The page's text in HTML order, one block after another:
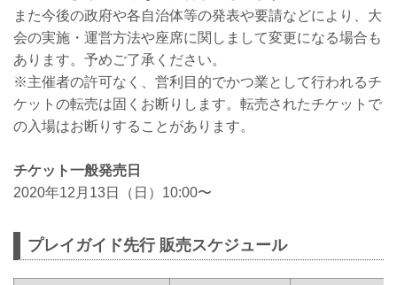
また今後の政府や各自治体等の発表や要請などにより、大
会の実施・運営方法や座席に関しまして変更になる場合も
あります。予めご了承ください。
※主催者の許可なく、営利目的でかつ業として行われるチ
ケットの転売は固くお断りします。転売されたチケットで
の入場はお断りすることがあります。
チケット一般発売日
2020年12月13日（日）10:00〜
プレイガイド先行 販売スケジュール